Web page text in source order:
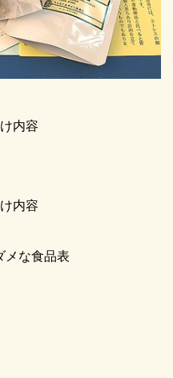
内容
内容
メな食品表